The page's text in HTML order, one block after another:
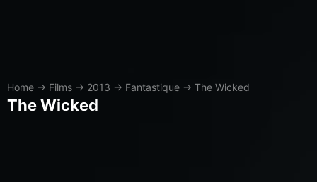
Home → Films → 2013 → Fantastique → The Wicked
The Wicked